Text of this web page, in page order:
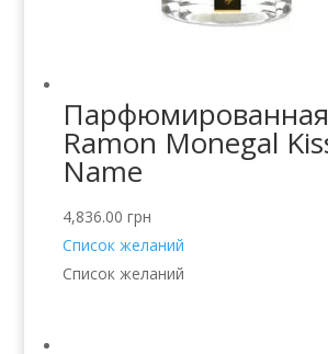
Ramon Monegal
Name
4,836.00 грн
Список желаний
Список желаний